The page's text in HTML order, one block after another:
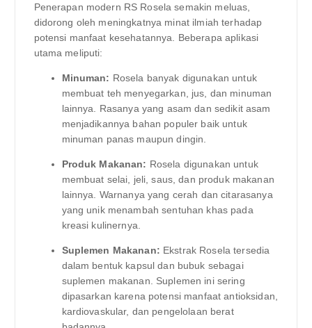
Penerapan modern RS Rosela semakin meluas,
didorong oleh meningkatnya minat ilmiah terhadap
potensi manfaat kesehatannya. Beberapa aplikasi
utama meliputi:
Minuman: Rosela banyak digunakan untuk
membuat teh menyegarkan, jus, dan minuman
lainnya. Rasanya yang asam dan sedikit asam
menjadikannya bahan populer baik untuk
minuman panas maupun dingin.
Produk Makanan: Rosela digunakan untuk
membuat selai, jeli, saus, dan produk makanan
lainnya. Warnanya yang cerah dan citarasanya
yang unik menambah sentuhan khas pada
kreasi kulinernya.
Suplemen Makanan: Ekstrak Rosela tersedia
dalam bentuk kapsul dan bubuk sebagai
suplemen makanan. Suplemen ini sering
dipasarkan karena potensi manfaat antioksidan,
kardiovaskular, dan pengelolaan berat